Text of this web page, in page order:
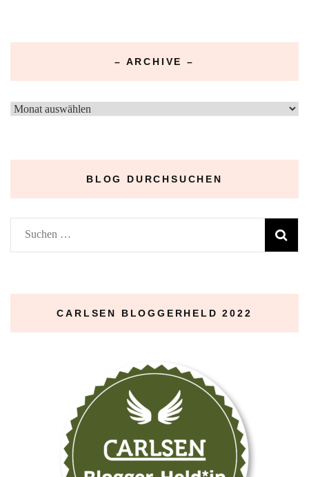
– ARCHIVE –
–
BLOG DURCHSUCHEN
Suchen
nach:
CARLSEN BLOGGERHELD 2022